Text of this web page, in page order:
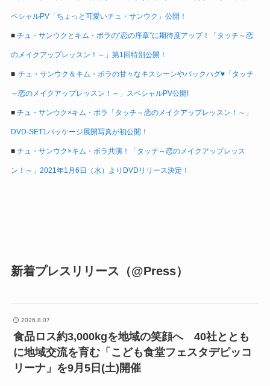
ペシャルPV「ちょっと可愛いチュ・サンウク」公開！
■ チュ・サンウクとキム・ボラの“恋の序章”に期待度アップ！「タッチ～恋
のメイクアップレッスン！～」第1回特別公開！
■ チュ・サンウク＆キム・ボラの甘々なキスシーンやバックハグ♥「タッチ
～恋のメイクアップレッスン！～」スペシャルPV公開!
■ チュ・サンウク×キム・ボラ「タッチ～恋のメイクアップレッスン！～」
DVD-SET1パッケージ展開写真が初公開！
■ チュ・サンウク×キム・ボラ共演！「タッチ～恋のメイクアップレッス
ン！～」2021年1月6日（水）よりDVDリリース決定！
新着プレスリリース（@Press）
2026.8.07
食品ロス約3,000kgを地域の笑顔へ 40社ととも
に地域交流を育む「こども食堂フェスタデピッコ
リーナ」を9月5日(土)開催